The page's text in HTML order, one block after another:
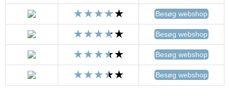
Besøg webshop
Besøg webshop
Besøg webshop
Besøg webshop